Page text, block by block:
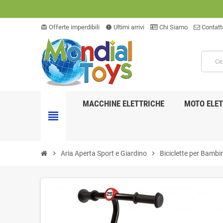
card_giftcard Offerte imperdibili new_releases Ultimi arrivi Chi Siamo
view_headline
MACCHINE ELETTRICHE MOTO
chevron_right Aria Aperta Sport e Giardino chevron_right Biciclette per